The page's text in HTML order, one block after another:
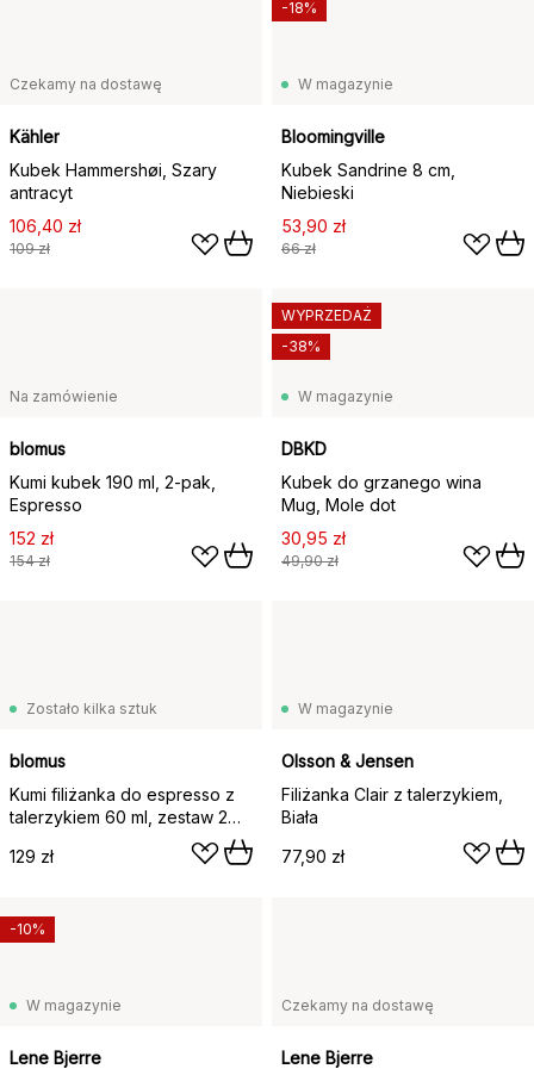
Czekamy na dostawę
Kähler
Kubek Hammershøi, Szary
antracyt
106,40 zł
109 zł
W magazynie
Bloomingville
Kubek Sandrine 8 cm,
Niebieski
53,90 zł
66 zł
-18%
Na zamówienie
blomus
Kumi kubek 190 ml, 2‑pak,
Espresso
152 zł
154 zł
W magazynie
DBKD
Kubek do grzanego wina
Mug, Mole dot
30,95 zł
49,90 zł
WYPRZEDAŻ
-38%
Zostało kilka sztuk
blomus
Kumi filiżanka do espresso z
talerzykiem 60 ml, zestaw 2
129 zł
W magazynie
Olsson & Jensen
Filiżanka Clair z talerzykiem,
Biała
77,90 zł
W magazynie
Lene Bjerre
-10%
Czekamy na dostawę
Lene Bjerre